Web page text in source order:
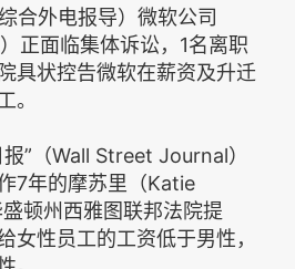
合外电报导）微软公司
正面临集体诉讼，1名离职
具状控告微软在薪资及升迁
。
”（Wall Street Journal）
7年的摩苏里（Katie
顿州西雅图联邦法院提
女性员工的工资低于男性，